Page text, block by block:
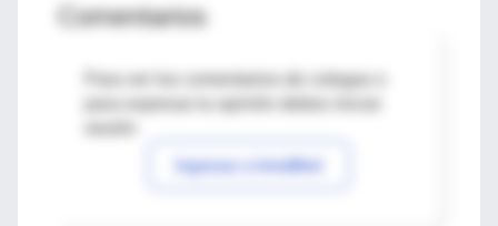
Comentarios
Para ver los comentarios de colegas o
Ingresar a IntraMed